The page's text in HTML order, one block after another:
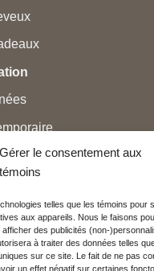
Gérer le consentement aux
témoins
telles que les témoins pour
aux appareils. Nous le faisons
afficher des publicités (non-
à traiter des données telles
sur ce site. Le fait de ne pas
un effet négatif sur certaines
né